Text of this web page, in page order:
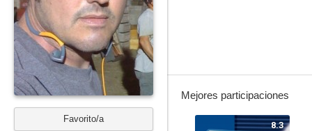
Favorito/a
Mejores participaciones
8.3